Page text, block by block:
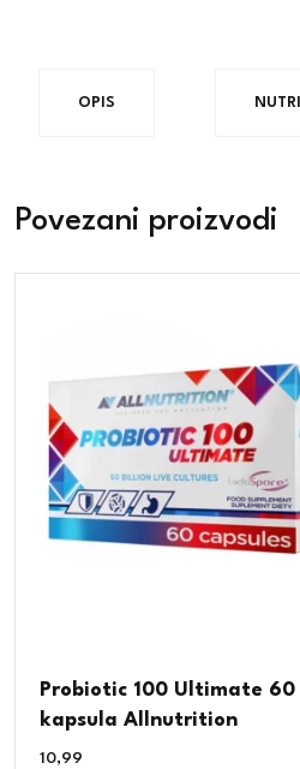
OPIS
Povezani proizvodi
Probiotic 100 Ultimate 60
kapsula Allnutrition
10,99